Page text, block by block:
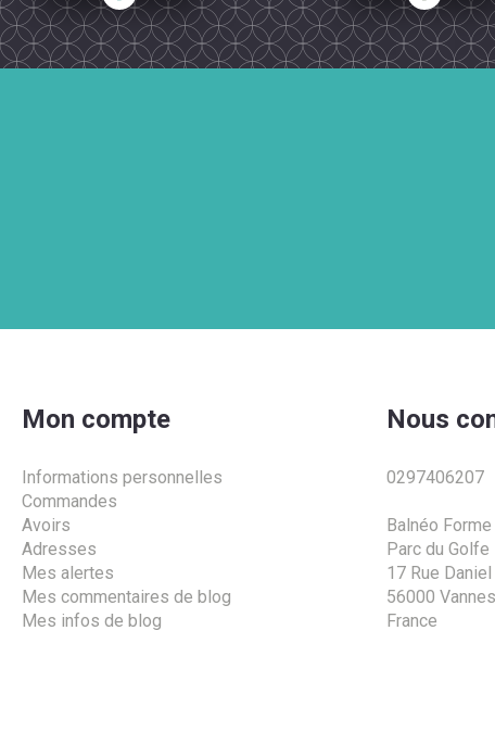
Mon compte
Informations personnelles
Commandes
Avoirs
Adresses
Mes alertes
Mes commentaires de blog
Mes infos de blog
Nous
0297406207
Balnéo Forme
Parc du Golfe
17 Rue Daniel
56000 Vannes
France